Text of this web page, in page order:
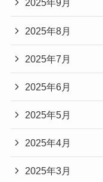
2025年9月
2025年8月
2025年7月
2025年6月
2025年5月
2025年4月
2025年3月